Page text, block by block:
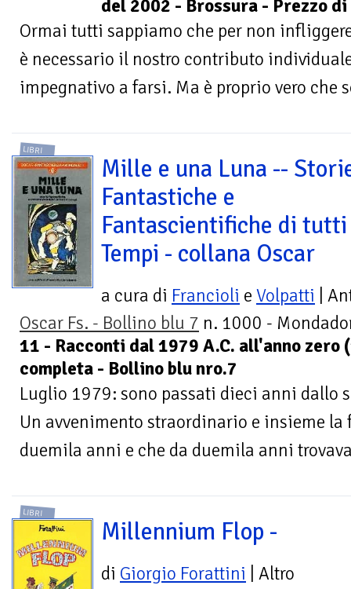
del 2002 - Brossura - Prezzo
Ormai tutti sappiamo che per non
è necessario il nostro contributo
impegnativo a farsi. Ma è proprio vero che
LIBRI
Mille e una Luna --
Fantastiche e
Fantascientifiche di
Tempi - collana Oscar
a cura di Francioli e Volpatti |
Oscar Fs. - Bollino blu 7 n. 1000 -
11 - Racconti dal 1979 A.C. all'anno zero
completa - Bollino blu nro.7
Luglio 1979: sono passati dieci anni dallo
Un avvenimento straordinario e insieme
duemila anni e che da duemila anni
LIBRI
Millennium Flop -
di Giorgio Forattini | Altro